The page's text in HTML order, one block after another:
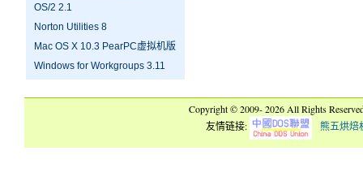
OS/2 2.1
Norton Utilities 8
Mac OS X 10.3 PearPC虚拟机版
Windows for Workgroups 3.11
Copyright © 2009-2026 All Rights
友情链接:
熊五烘焙